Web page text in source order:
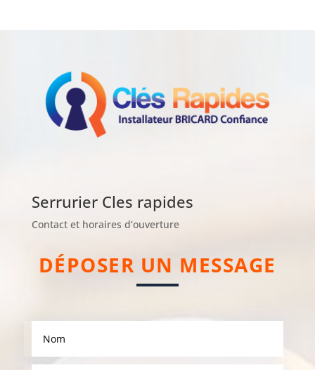
Serrurier Cles rapides
Contact et horaires d’ouverture
DÉPOSER UN MESSAGE